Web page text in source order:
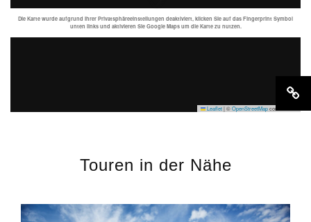
Die Karte wurde aufgrund Ihrer Privatsphäreeinstellungen deaktiviert, klicken Sie auf das Fingerprint Symbol
unten links und aktivieren Sie Google Maps um die Karte zu nutzen.
Leaflet|©OpenStreetMapcontributors
Touren in der Nähe